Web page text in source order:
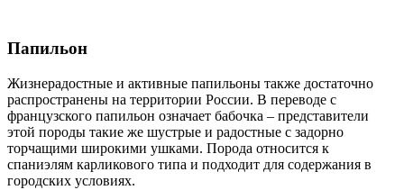
Папильон
Жизнерадостные и активные папильоны также достаточно
распространены на территории России. В переводе с
французского папильон означает бабочка – представители
этой породы такие же шустрые и радостные с задорно
торчащими широкими ушками. Порода относится к
спаниэлям карликового типа и подходит для содержания в
городских условиях.